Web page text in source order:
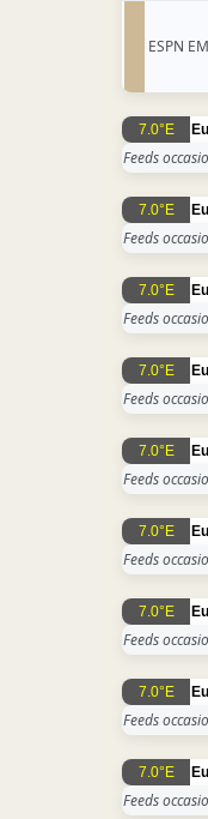
ESPN
7.0°E
Feeds
7.0°E
Feeds
7.0°E
Feeds
7.0°E
Feeds
7.0°E
Feeds
7.0°E
Feeds
7.0°E
Feeds
7.0°E
Feeds
7.0°E
Feeds